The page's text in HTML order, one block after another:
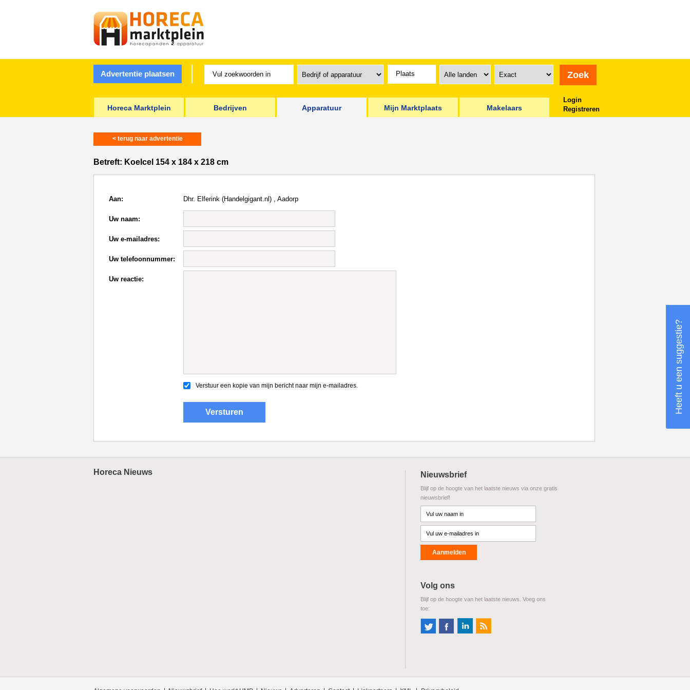
Advertentie plaatsen
Horeca Marktplein Bedrijven Apparatuur Mijn Marktplaats Makelaars
Login
Registreren
< terug naar advertentie
Betreft: Koelcel 154 x 184 x 218 cm
Aan: Dhr. Elferink (Handelgigant.nl) , Aadorp
Uw naam:
Uw e-mailadres:
Uw telefoonnummer:
Uw reactie:
Verstuur een kopie van mijn bericht naar mijn e-mailadres.
Horeca Nieuws Nieuwsbrief
Blijf op de hoogte van het laatste nieuws via onze gratis
nieuwsbrief!
Volg ons
Blijf op de hoogte van het laatste nieuws. Voeg ons
toe:
Heeft u een suggestie?